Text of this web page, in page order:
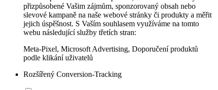
přizpůsobené Vašim zájmům, sponzorovaný obsah nebo
slevové kampaně na naše webové stránky či produkty a měřit
jejich úspěšnost. S Vaším souhlasem využíváme na tomto
webu následující služby třetích stran:
Meta-Pixel, Microsoft Advertising, Doporučení produktů
podle klikání uživatelů
Rozšířený Conversion-Tracking